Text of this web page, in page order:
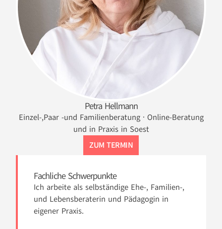
Petra Hellmann
Einzel-,Paar -und Familienberatung · Online-Beratung
und in Praxis in Soest
ZUM TERMIN
Fachliche Schwerpunkte
Ich arbeite als selbständige Ehe-, Familien-,
und Lebensberaterin und Pädagogin in
eigener Praxis.